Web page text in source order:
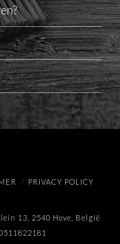
PRIVACY POLICY
13, 2540 Hove, België